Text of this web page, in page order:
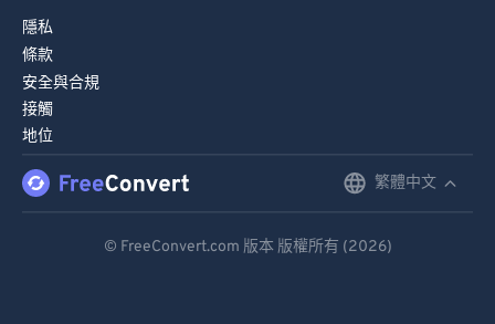
隱私
條款
安全與合規
接觸
地位
繁體中文
© FreeConvert.com 版本 版權所有 (2026)